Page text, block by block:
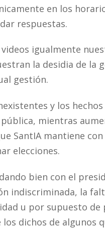
en los
respuestas.
igualmente
la desidia de la
gestión.
y los
mientras
SantIA mantiene
elecciones.
bien con el
indiscriminada, la
u por supuesto
dichos de algunos